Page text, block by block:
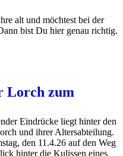
alt und möchtest bei der
bist Du hier genau richtig.
Lorch zum
Eindrücke liegt hinter den
und ihrer Altersabteilung.
den 11.4.26 auf den Weg
hinter die Kulissen eines